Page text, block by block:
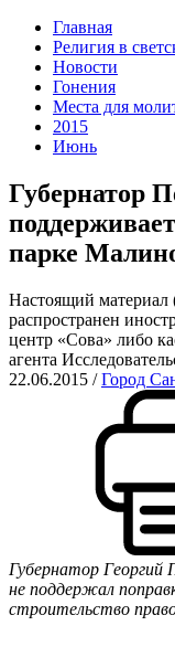
Главная
Религия в
Новости
Гонения
Места для
2015
Июнь
Губернатор
парке
Настоящий
распространен
центр «Сова» либо
агента
22.06.2015 /Город
Губернатор Георгий
не поддержал
строительство